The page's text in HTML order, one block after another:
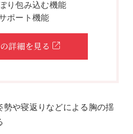
り包み込む機能
ポート機能
詳細を見る
勢や寝返りなどによる胸の揺